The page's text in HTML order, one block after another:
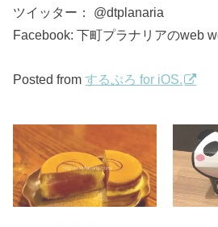
ツイッター： @dtplanaria
Facebook: 下町プラナリアのweb
Posted fromするぷろ for iOS.